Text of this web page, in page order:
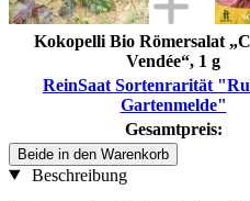
Kokopelli Bio Römersalat
Vendée“, 1 g
ReinSaat Sortenrarität
Gartenmelde"
Gesamtpreis:
Beide in den Warenkorb
Beschreibung